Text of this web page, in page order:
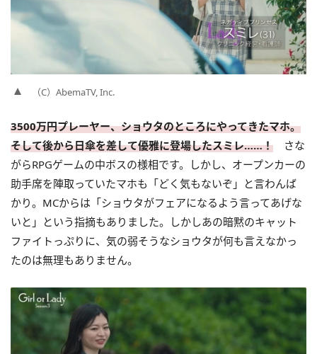
（C）AbemaTV, Inc.
3500万円プレーヤー、ショウタのところにやってきたマホ。
そして後から日傘を差して優雅に登場したスミレ……！ さな
がらRPGゲームの中ボスの様相です。しかし、オープンカーの
助手席を陣取っていたマホも「どく気もないぞ」と言わんば
かり。MCからは「ショウタがフェアになるよう言ってあげな
いと」という指摘もありました。しかしあの暗黙のキャット
ファイトっぷりに、気の弱そうなショウタが何も言えなかっ
たのは無理もありません。